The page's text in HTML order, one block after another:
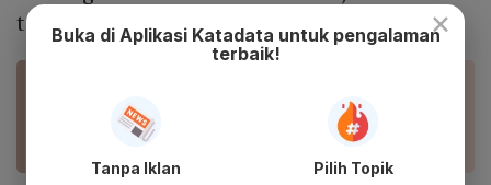
timur.
Joe Biden Yakin Rusia akan Serang Ukraina
Dalam Waktu Dekat
×
Buka di Aplikasi Katadata untuk pengalaman
terbaik!
Tanpa Iklan Pilih Topik